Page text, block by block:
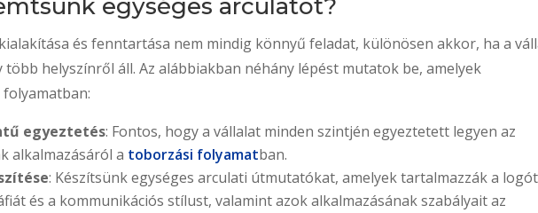
egységes arculatot?
és fenntartása nem mindig könnyű feladat, különösen akkor, ha a
helyszínről áll. Az alábbiakban néhány lépést mutatok be, amelyek
egyeztetés: Fontos, hogy a vállalat minden szintjén egyeztetett legyen az
alkalmazásáról a toborzási folyamatban.
: Készítsünk egységes arculati útmutatókat, amelyek tartalmazzák a
és a kommunikációs stílust, valamint azok alkalmazásának szabályait az